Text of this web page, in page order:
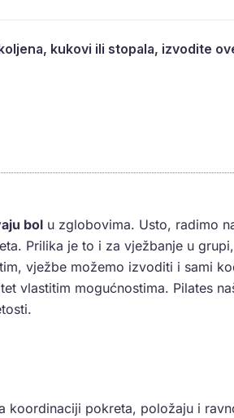
kukovi ili stopala, izvodite
bol u zglobovima. Usto, radimo
Prilika je to i za vježbanje u
vježbe možemo izvoditi i sami
vlastitim mogućnostima. Pilates
koordinaciji pokreta, položaju i